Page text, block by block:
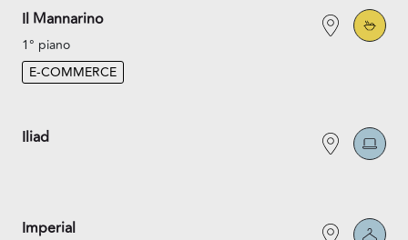
Il Mannarino
1° piano
E-COMMERCE
Iliad
Imperial